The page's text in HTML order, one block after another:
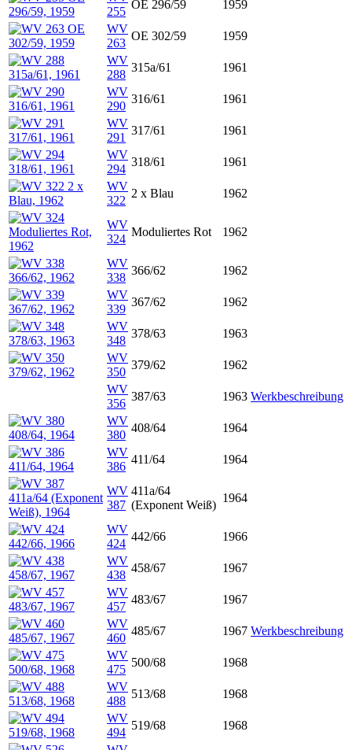
255
OE 296/59
1959
WV
263
OE 302/59
1959
WV
288
315a/61
1961
WV
290
316/61
1961
WV
291
317/61
1961
WV
294
318/61
1961
WV
322
2 x Blau 1962
WV
324
Moduliertes Rot 1962
WV
338
366/62
1962
WV
339
367/62
1962
WV
348
378/63
1963
WV
350
379/62
1962
WV
356
387/63 1963 Werkbeschreibung
WV
380
408/64
1964
WV
386
411/64 1964
WV
387
411a/64
(Exponent Weiß)
1964
WV
424
442/66
1966
WV
438
458/67
1967
WV
457
483/67
1967
WV
460
485/67 1967 Werkbeschreibung
WV
475
500/68
1968
WV
488
513/68
1968
WV
494
519/68
1968